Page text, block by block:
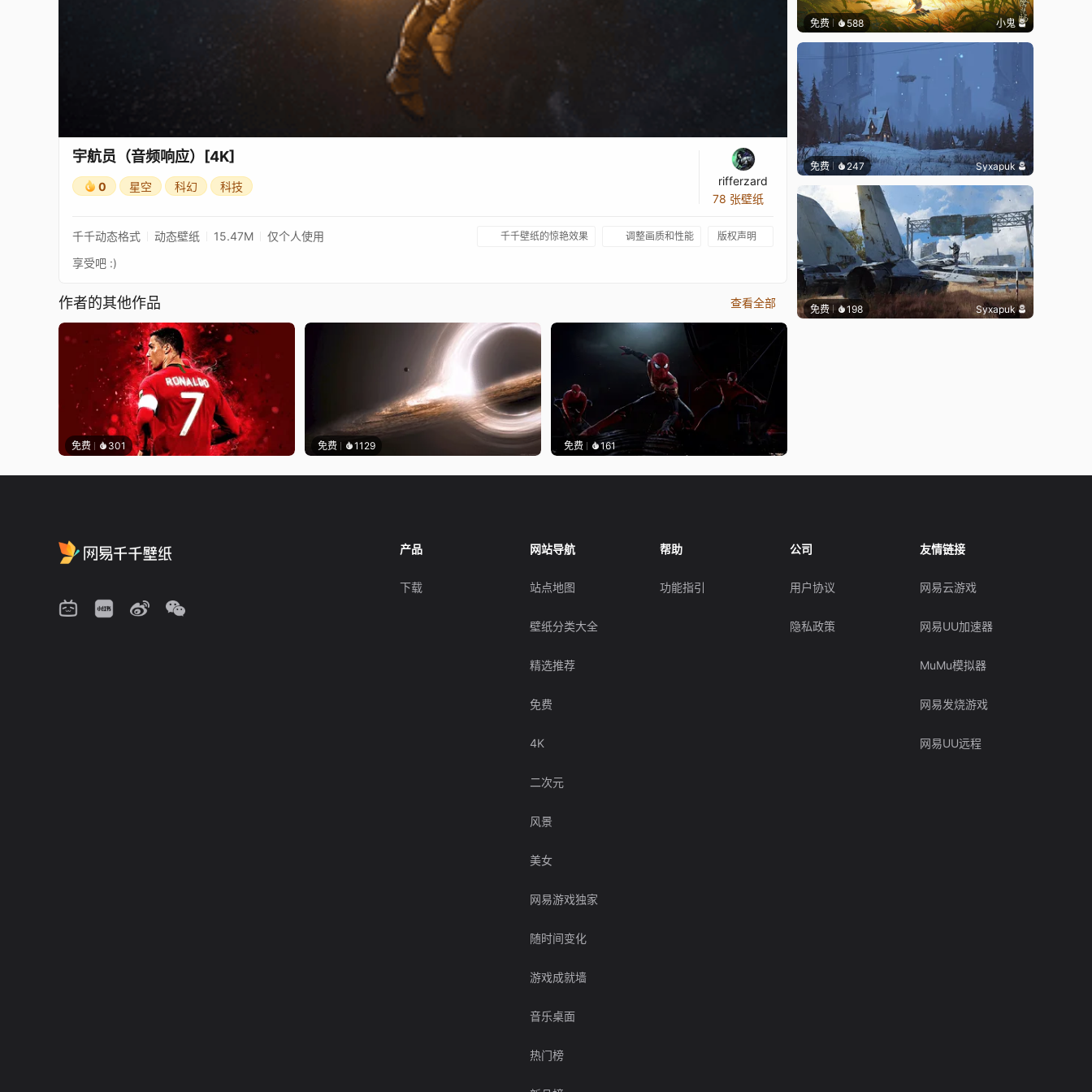
宇航员（音频响应）[4K]
0 星空 科幻 科技
rifferzard
78 张壁纸
千千动态格式 动态壁纸 15.47M 仅个人使用 千千壁纸的惊艳效果 调整画质和性能 版权声明
享受吧 :)
作者的其他作品 查看全部
免费 301 免费 1129 免费 161
免费 588 小鬼
免费 247 Syxapuk
免费 198 Syxapuk
产品
下载
网站导航
站点地图
壁纸分类大全
精选推荐
免费
4K
二次元
风景
美女
网易游戏独家
随时间变化
游戏成就墙
音乐桌面
热门榜
帮助
功能指引
公司
用户协议
隐私政策
友情链接
网易云游戏
网易UU加速器
MuMu模拟器
网易发烧游戏
网易UU远程